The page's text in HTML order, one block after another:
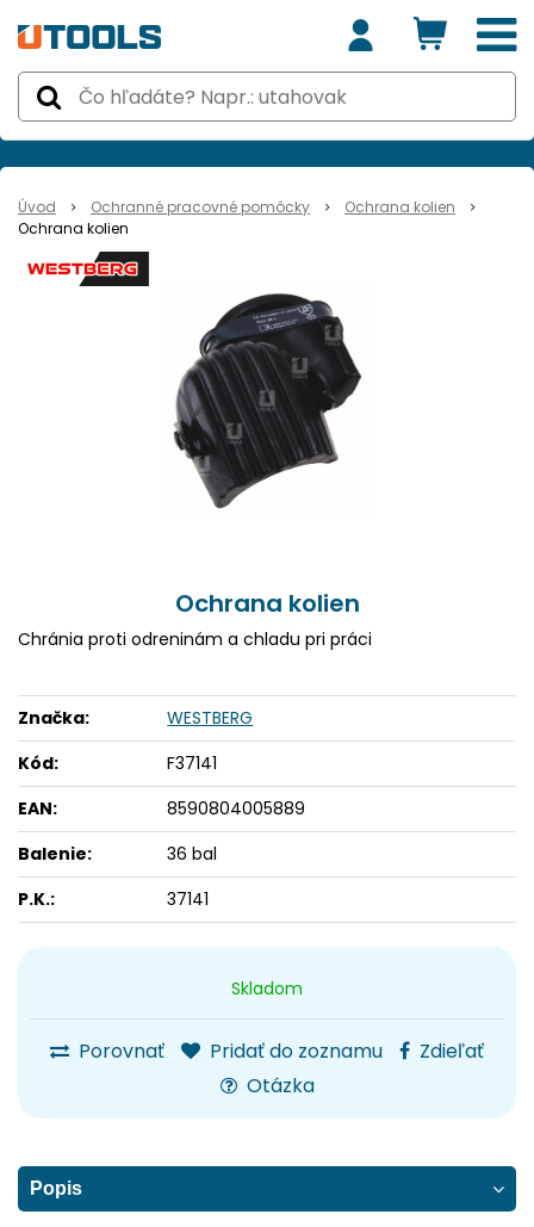
Úvod Ochranné pracovné pomôcky
Ochrana kolien
Ochrana kolien
Skladom
Porovnať Pridať do zoznamu
Zdieľať
Otázka
Ochrana kolien
Chránia proti odreninám a chladu pri práci
Značka:
WESTBERG
Kód:
F37141
EAN:
8590804005889
Balenie:
36 bal
P.K.:
37141
Popis